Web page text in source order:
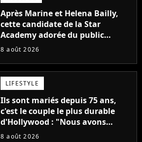
Après Marine et Helena Bailly,
cette candidate de la Star
Academy adorée du public
annonce son premier album,
8 août 2026
LIFESTYLE
Ils sont mariés depuis 75 ans,
c'est le couple le plus durable
d'Hollywood : "Nous avons
avancé jour après jour, et les
8 août 2026